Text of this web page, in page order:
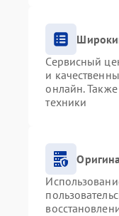
Сервисный
и
онлайн.
техники